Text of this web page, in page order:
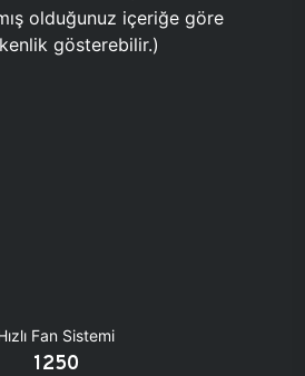
olduğunuz içeriğe göre
gösterebilir.)
Fan Sistemi
1250